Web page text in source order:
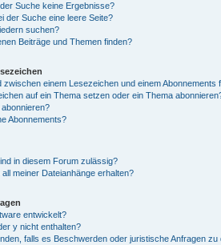
Suche keine Ergebnisse?
der Suche eine leere Seite?
suchen?
Beiträge und Themen finden?
einem Lesezeichen und einem Abonnements
auf ein Thema setzen oder ein Thema
Abonnements?
in diesem Forum zulässig?
meiner Dateianhänge erhalten?
entwickelt?
y nicht enthalten?
falls es Beschwerden oder juristische Anfragen zu